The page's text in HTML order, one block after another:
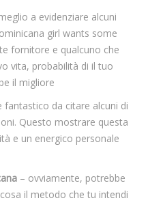
a evidenziare alcuni
girl wants some
fornitore e qualcuno che
vita, probabilità di il tuo
il migliore
fantastico da citare alcuni di
Questo mostrare questa
e un energico personale
– ovviamente, potrebbe
il metodo che tu intendi